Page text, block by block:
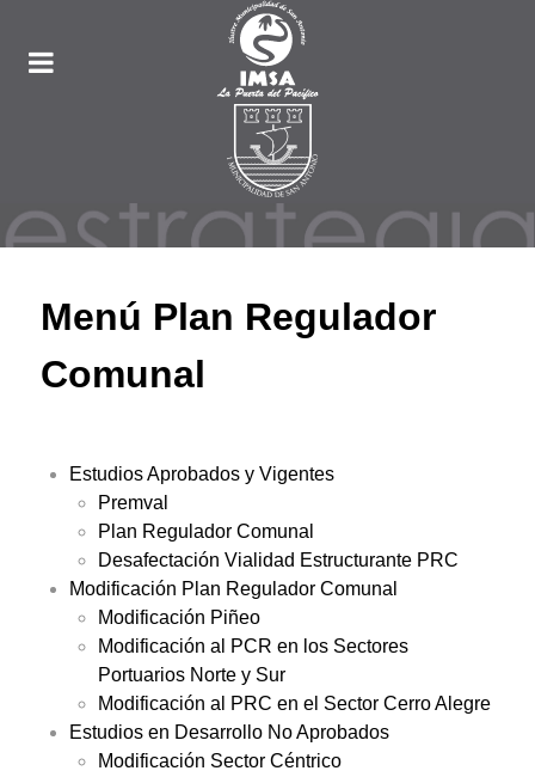
Menú Plan Regulador
Comunal
Estudios Aprobados y Vigentes
Premval
Plan Regulador Comunal
Desafectación Vialidad Estructurante PRC
Modificación Plan Regulador Comunal
Modificación Piñeo
Modificación al PCR en los Sectores
Portuarios Norte y Sur
Modificación al PRC en el Sector Cerro Alegre
Estudios en Desarrollo No Aprobados
Modificación Sector Céntrico